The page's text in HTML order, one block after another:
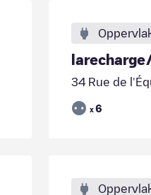
34 Rue de
x 6